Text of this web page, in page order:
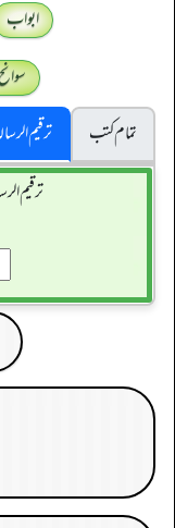
ابواب
تمام کتب
ترقیم
ترقیم